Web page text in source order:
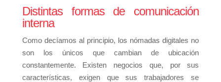
Distintas formas de comunicación
interna
Como decíamos al principio, los nómadas digitales no
son los únicos que cambian de ubicación
constantemente. Existen negocios que, por sus
características, exigen que sus trabajadores se